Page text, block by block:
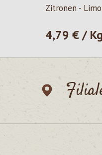
Zitronen -
Regulärer Preis:
4,79 € / Kg